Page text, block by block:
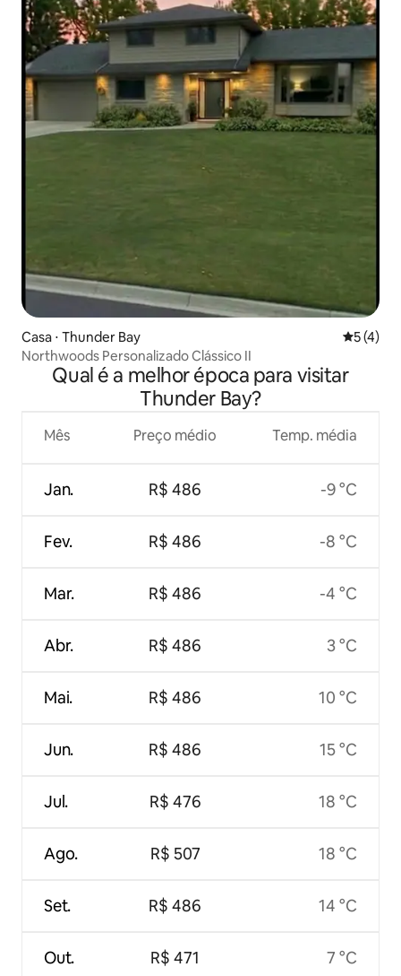
Casa ⋅ Thunder Bay 5 de
5 (4)
Northwoods Personalizado Clássico II
Qual é a melhor época para visitar
Thunder Bay?
Mês
Jan.
Fev.
Mar.
Abr.
Mai.
Jun.
Jul.
Ago.
Set.
Out.
Preço médio
R$ 486
R$ 486
R$ 486
R$ 486
R$ 486
R$ 486
R$ 476
R$ 507
R$ 486
R$ 471
Temp. média
-9 °C
-8 °C
-4 °C
3 °C
10 °C
15 °C
18 °C
18 °C
14 °C
7 °C